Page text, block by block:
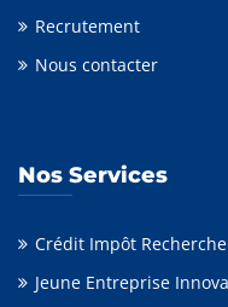
Recrutement
Nous contacter
Nos Services
Crédit Impôt
Jeune Entreprise